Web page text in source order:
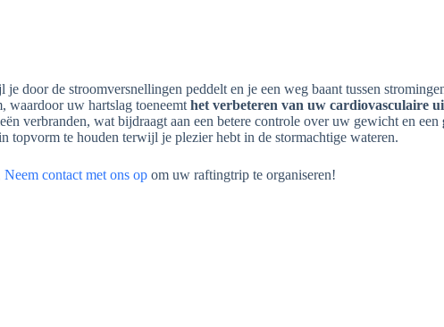
je door de stroomversnellingen peddelt en je een weg baant tussen
waardoor uw hartslag toeneemt het verbeteren van uw cardiovasculaire
verbranden, wat bijdraagt aan een betere controle over uw gewicht en een
topvorm te houden terwijl je plezier hebt in de stormachtige wateren.
Neem contact met ons op om uw raftingtrip te organiseren!